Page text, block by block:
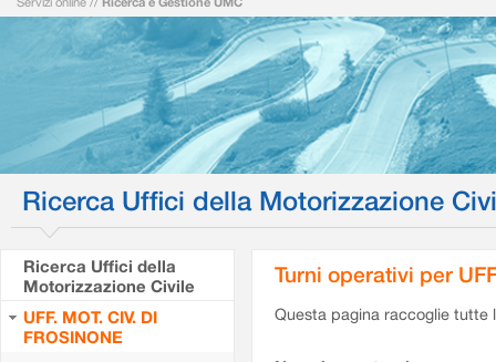
Ricerca Uffici della Motorizzazione
Ricerca Uffici della
Motorizzazione Civile
UFF. MOT. CIV. DI
FROSINONE
Turni operativi per
Questa pagina raccoglie tutte